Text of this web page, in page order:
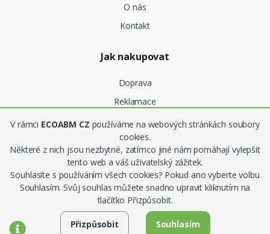
O nás
Kontakt
Jak nakupovat
Doprava
Reklamace
Obchodní podmínky
Ochrana osobních údajů
- Všechna práva vyhrazena
V rámci ECOABM CZ používáme na webových stránkách soubory
cookies.
Některé z nich jsou nezbytné, zatímco jiné nám pomáhají vylepšit
tento web a váš uživatelský zážitek.
Souhlasíte s používáním všech cookies? Pokud ano vyberte volbu
Souhlasím. Svůj souhlas můžete snadno upravit kliknutím na
tlačítko Přizpůsobit.
Přizpůsobit Souhlasím